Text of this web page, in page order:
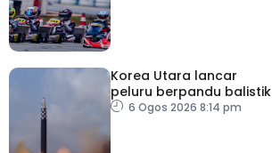
Korea Utara lancar
peluru berpandu balistik
jarak dekat ke arah Laut
6 Ogos 2026 8:14 pm